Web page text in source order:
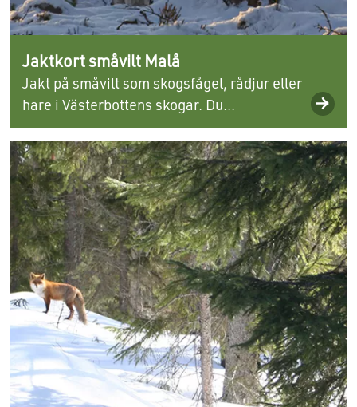
Jaktkort småvilt Malå
Jakt på småvilt som skogsfågel, rådjur eller
hare i Västerbottens skogar. Du...